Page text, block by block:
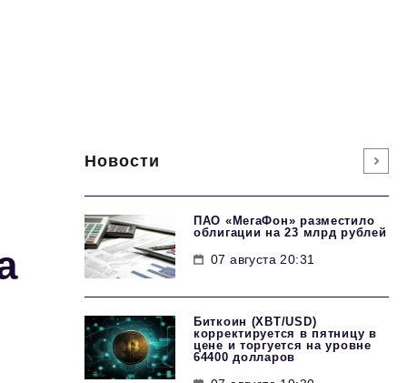
Новости
ПАО «МегаФон» разместило
облигации на 23 млрд рублей
07 августа 20:31
Биткоин (XBT/USD)
корректируется в пятницу в
цене и торгуется на уровне
64400 долларов